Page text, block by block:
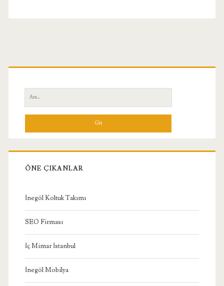
Birincil
Yan
Menü
Ara:
ÖNE ÇIKANLAR
İnegöl Koltuk Takımı
SEO Firması
İç Mimar İstanbul
İnegöl Mobilya